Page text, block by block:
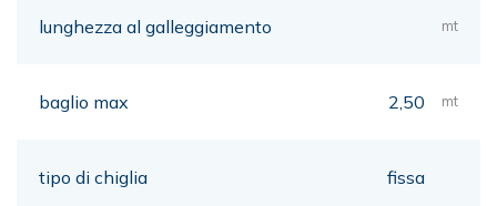
lunghezza al galleggiamento mt
baglio max 2,50 mt
tipo di chiglia fissa